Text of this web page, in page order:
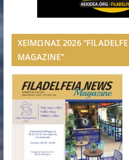
ΧΕΙΜΩΝΑΣ 2026
MAGAZINE”